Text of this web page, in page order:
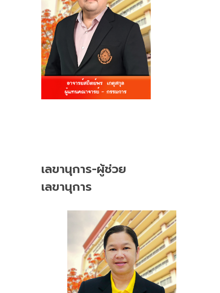
เลขานุการ-ผู้ช่วย
เลขานุการ